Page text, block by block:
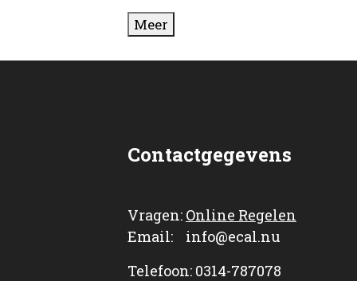
Meer
Contactgegevens
Vragen: Online Regelen
Email: info@ecal.nu
Telefoon: 0314-787078